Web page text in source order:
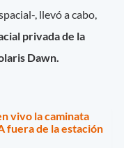
, llevó a cabo,
privada de la
Dawn.
vivo la caminata
fuera de la estación